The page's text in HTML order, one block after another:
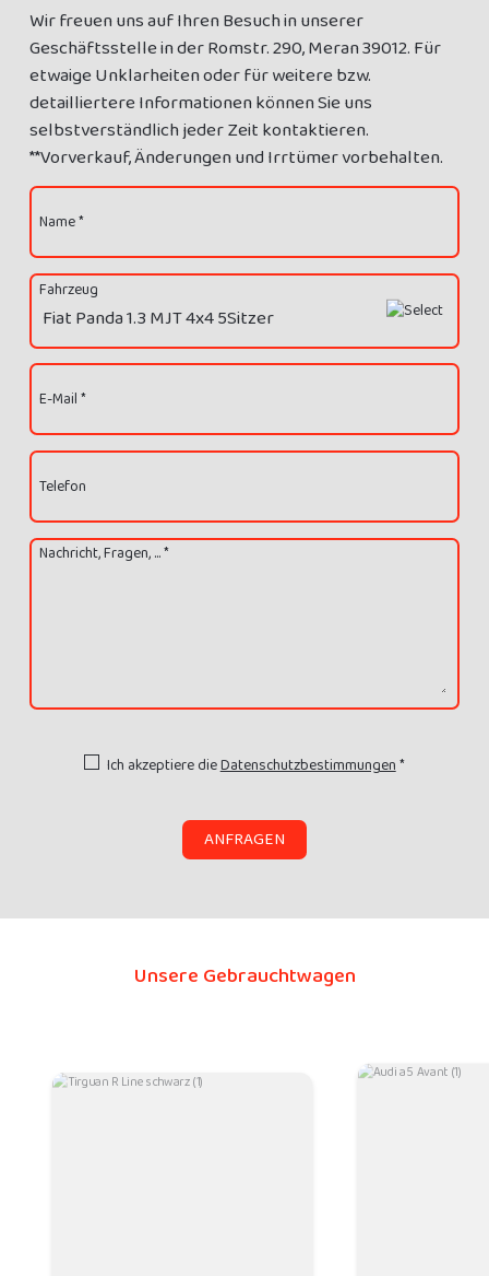
Wir freuen uns auf Ihren Besuch in unserer
Geschäftsstelle in der Romstr. 290, Meran 39012. Für
etwaige Unklarheiten oder für weitere bzw.
detailliertere Informationen können Sie uns
selbstverständlich jeder Zeit kontaktieren.
**Vorverkauf, Änderungen und Irrtümer vorbehalten.
Name *
Fahrzeug
E-Mail *
Telefon
Nachricht, Fragen, ... *
Ich akzeptiere dieDatenschutzbestimmungen*
ANFRAGEN
Unsere Gebrauchtwagen